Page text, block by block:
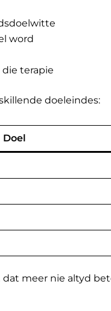
word
terapie
doeleindes:
Doel
meer nie altyd